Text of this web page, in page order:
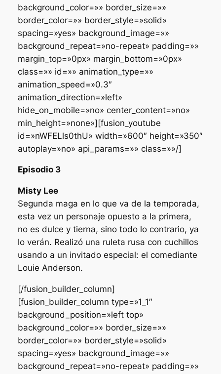
background_color=»» border_size=»»
border_color=»» border_style=»solid»
spacing=»yes» background_image=»»
background_repeat=»no-repeat» padding=»»
margin_top=»0px» margin_bottom=»0px»
class=»» id=»» animation_type=»»
animation_speed=»0.3″
animation_direction=»left»
hide_on_mobile=»no» center_content=»no»
min_height=»none»][fusion_youtube
id=»nWFELls0thU» width=»600″ height=»350″
autoplay=»no» api_params=»» class=»»/]
Episodio 3
Misty Lee
Segunda maga en lo que va de la temporada,
esta vez un personaje opuesto a la primera,
no es dulce y tierna, sino todo lo contrario, ya
lo verán. Realizó una ruleta rusa con cuchillos
usando a un invitado especial: el comediante
Louie Anderson.
[/fusion_builder_column]
[fusion_builder_column type=»1_1″
background_position=»left top»
background_color=»» border_size=»»
border_color=»» border_style=»solid»
spacing=»yes» background_image=»»
background_repeat=»no-repeat» padding=»»